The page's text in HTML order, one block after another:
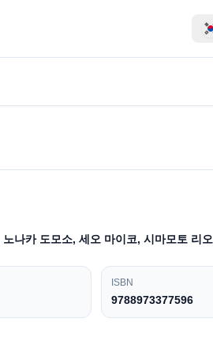
나카 도모소, 세오 마이코, 시마모토 리오
ISBN
9788973377596